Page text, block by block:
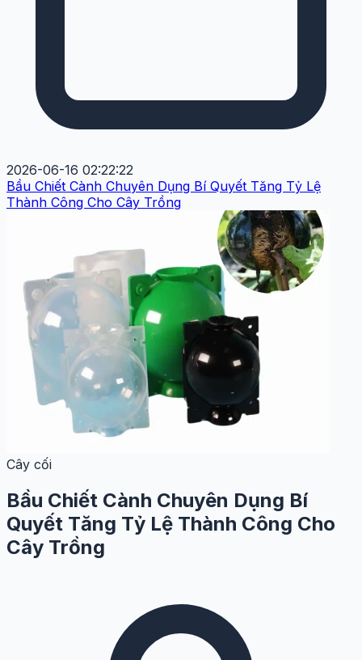
2026-06-16 02:22:22
Bầu Chiết Cành Chuyên Dụng Bí Quyết Tăng Tỷ Lệ
Thành Công Cho Cây Trồng
Cây cối
Bầu Chiết Cành Chuyên Dụng Bí
Quyết Tăng Tỷ Lệ Thành Công Cho
Cây Trồng